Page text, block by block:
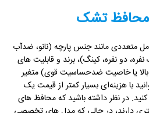
تشک
متعددی مانند جنس پارچه (نانو، ضدآب
دو نفره، کینگ)، برند و قابلیت های
بالا یا خاصیت ضدحساسیت قوی) متغیر
با هزینه‌ای بسیار کمتر از قیمت یک
در نظر داشته باشید که محافظ‌ های